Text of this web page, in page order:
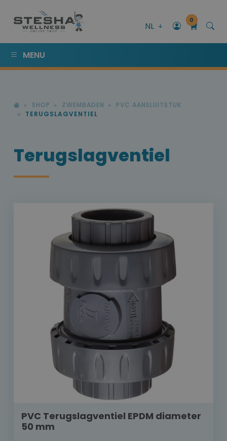
NL
0
MENU
SHOP ZWEMBADEN
PVC AANSLUITSTUK
TERUGSLAGVENTIEL
Terugslagventiel
PVC Terugslagventiel EPDM diameter
50 mm